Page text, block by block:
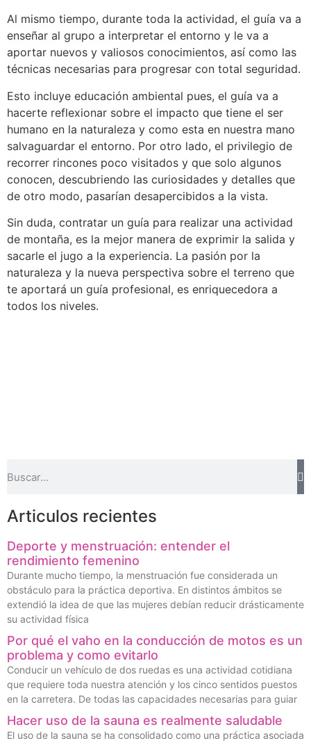
Al mismo tiempo, durante toda la actividad, el guía va a
enseñar al grupo a interpretar el entorno y le va a
aportar nuevos y valiosos conocimientos, así como las
técnicas necesarias para progresar con total seguridad.
Esto incluye educación ambiental pues, el guía va a
hacerte reflexionar sobre el impacto que tiene el ser
humano en la naturaleza y como esta en nuestra mano
salvaguardar el entorno. Por otro lado, el privilegio de
recorrer rincones poco visitados y que solo algunos
conocen, descubriendo las curiosidades y detalles que
de otro modo, pasarían desapercibidos a la vista.
Sin duda, contratar un guía para realizar una actividad
de montaña, es la mejor manera de exprimir la salida y
sacarle el jugo a la experiencia. La pasión por la
naturaleza y la nueva perspectiva sobre el terreno que
te aportará un guía profesional, es enriquecedora a
todos los niveles.
Articulos recientes
Deporte y menstruación: entender el
rendimiento femenino
Durante mucho tiempo, la menstruación fue considerada un
obstáculo para la práctica deportiva. En distintos ámbitos se
extendió la idea de que las mujeres debían reducir drásticamente
su actividad física
Por qué el vaho en la conducción de motos es un
problema y como evitarlo
Conducir un vehículo de dos ruedas es una actividad cotidiana
que requiere toda nuestra atención y los cinco sentidos puestos
en la carretera. De todas las capacidades necesarias para guiar
Hacer uso de la sauna es realmente saludable
El uso de la sauna se ha consolidado como una práctica asociada